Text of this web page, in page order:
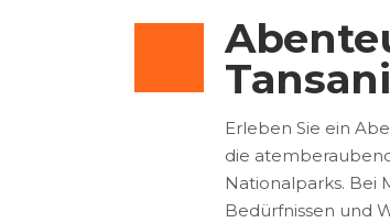
Erleben Sie ein
die
Nationalparks. Bei
Bedürfnissen und